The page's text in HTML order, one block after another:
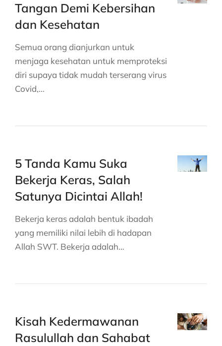
Tangan Demi Kebersihan
dan Kesehatan
Semua orang dianjurkan untuk
menjaga kesehatan untuk memproteksi
diri supaya tidak mudah terserang virus
Covid,…
5 Tanda Kamu Suka
Bekerja Keras, Salah
Satunya Dicintai Allah!
Bekerja keras adalah bentuk ibadah
yang memiliki nilai lebih di hadapan
Allah SWT. Bekerja adalah…
Kisah Kedermawanan
Rasulullah dan Sahabat